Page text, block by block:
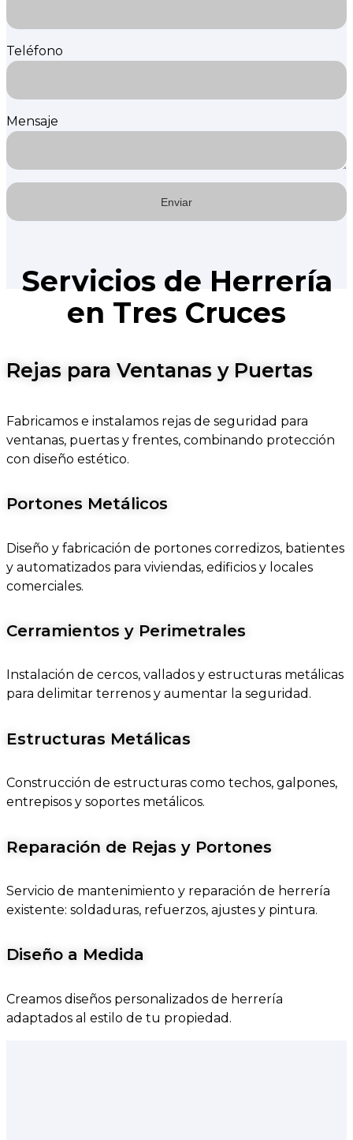
Teléfono
Mensaje
Servicios de Herrería
en Tres Cruces
Rejas para Ventanas y Puertas
Fabricamos e instalamos rejas de seguridad para
ventanas, puertas y frentes, combinando protección
con diseño estético.
Portones Metálicos
Diseño y fabricación de portones corredizos, batientes
y automatizados para viviendas, edificios y locales
comerciales.
Cerramientos y Perimetrales
Instalación de cercos, vallados y estructuras metálicas
para delimitar terrenos y aumentar la seguridad.
Estructuras Metálicas
Construcción de estructuras como techos, galpones,
entrepisos y soportes metálicos.
Reparación de Rejas y Portones
Servicio de mantenimiento y reparación de herrería
existente: soldaduras, refuerzos, ajustes y pintura.
Diseño a Medida
Creamos diseños personalizados de herrería
adaptados al estilo de tu propiedad.